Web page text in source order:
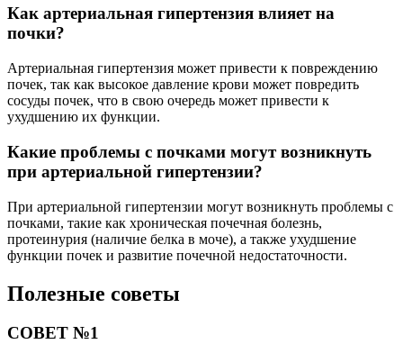
Как артериальная гипертензия влияет на
почки?
Артериальная гипертензия может привести к повреждению
почек, так как высокое давление крови может повредить
сосуды почек, что в свою очередь может привести к
ухудшению их функции.
Какие проблемы с почками могут возникнуть
при артериальной гипертензии?
При артериальной гипертензии могут возникнуть проблемы с
почками, такие как хроническая почечная болезнь,
протеинурия (наличие белка в моче), а также ухудшение
функции почек и развитие почечной недостаточности.
Полезные советы
СОВЕТ №1